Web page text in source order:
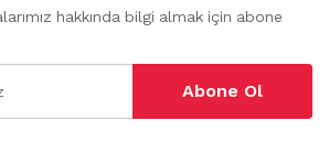
hakkında bilgi almak için abone
Abone Ol